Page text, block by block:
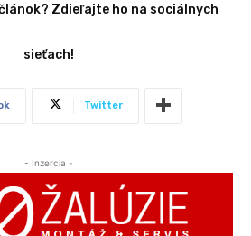
Zdieľajte ho na sociálnych
sieťach!
Twitter
- Inzercia -